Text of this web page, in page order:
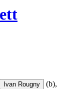
Ivan Rougny (b),